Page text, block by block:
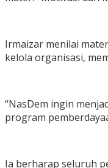
Irmaizar menilai
kelola organisasi,
“NasDem ingin
program
Ia berharap seluruh